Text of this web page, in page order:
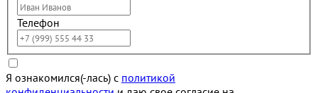
Телефон
Я ознакомился(-лась) с политикой